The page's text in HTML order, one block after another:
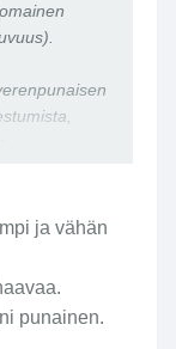
funktiossa,
jopa ilman
ja
ja vähän
punainen.